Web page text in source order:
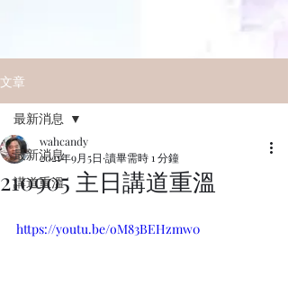
文章
最新消息
講道重溫
最新消息
210905 主日講道重溫
wahcandy
2021年9月5日 讀畢需時 1 分鐘
https://youtu.be/oM83BEHzmw0